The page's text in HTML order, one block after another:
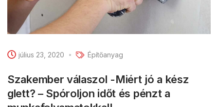
július 23, 2020 Építőanyag
Szakember válaszol -Miért jó a kész
glett? – Spóroljon időt és pénzt a